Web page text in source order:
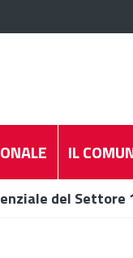
IL
del Settore